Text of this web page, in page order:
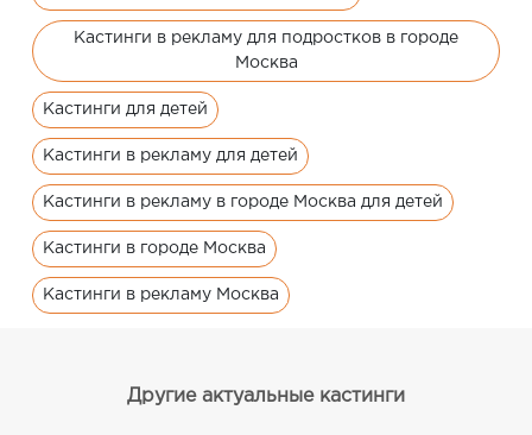
Кастинги в рекламу для подростков в городе
Москва
Кастинги для детей
Кастинги в рекламу для детей
Кастинги в рекламу в городе Москва для детей
Кастинги в городе Москва
Кастинги в рекламу Москва
Другие актуальные кастинги